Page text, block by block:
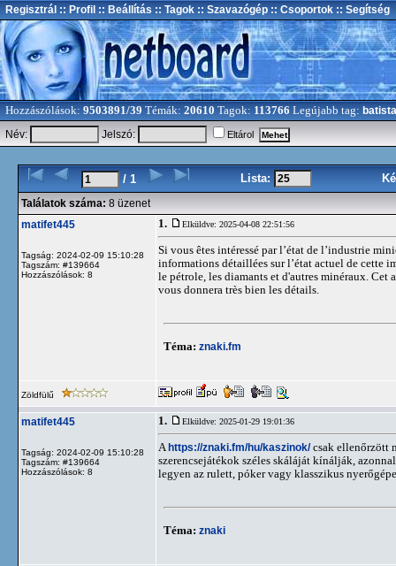
Regisztrál :: Profil :: Beállítás :: Tagok :: Szavazógép :: Csoportok :: Segítség
Hozzászólások: 9503891/39 Témák: 20610 Tagok: 113766 Legújabb tag: batista
Név:
Jelszó: Eltárol
/ 1 Lista:
Találatok száma: 8 üzenet
matifet445
Tagság: 2024-02-09 15:10:28
Tagszám: #139664
Hozzászólások: 8
1. Elküldve: 2025-04-08 22:51:56
Si vous êtes intéressé par l’état de l’industrie
informations détaillées sur l’état actuel de cette
le pétrole, les diamants et d'autres minéraux.
vous donnera très bien les détails.
Téma: znaki.fm
Zöldfülű
matifet445
Tagság: 2024-02-09 15:10:28
Tagszám: #139664
Hozzászólások: 8
1. Elküldve: 2025-01-29 19:01:36
A https://znaki.fm/hu/kaszinok/csak ellenőrzött
szerencsejátékok széles skáláját kínálják,
legyen az rulett, póker vagy klasszikus
Téma: znaki